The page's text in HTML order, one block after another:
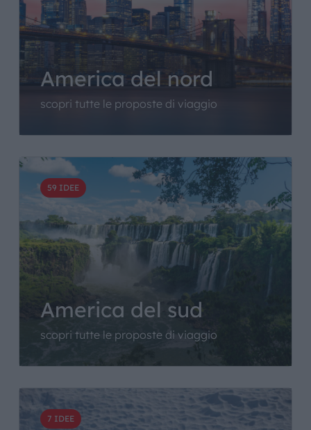
America del nord
scopri tutte le proposte di viaggio
59 IDEE
America del sud
scopri tutte le proposte di viaggio
7 IDEE